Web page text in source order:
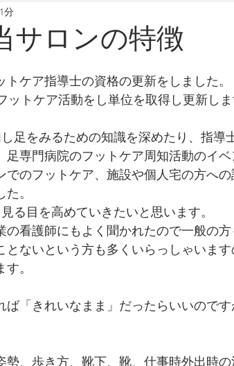
サロンの特徴
分
ケア指導士の資格の更新をしました。
トケア活動をし単位を取得し更新しま
足をみるための知識を深めたり、指導
足専門病院のフットケア周知活動のイ
でのフットケア、施設や個人宅の方へ
。
る目を高めていきたいと思います。
看護師にもよく聞かれたので一般の方
ないという方も多くいらっしゃいま
。
ば「きれいなまま」だったらいいので
勢、歩き方、靴下、靴、仕事時外出時